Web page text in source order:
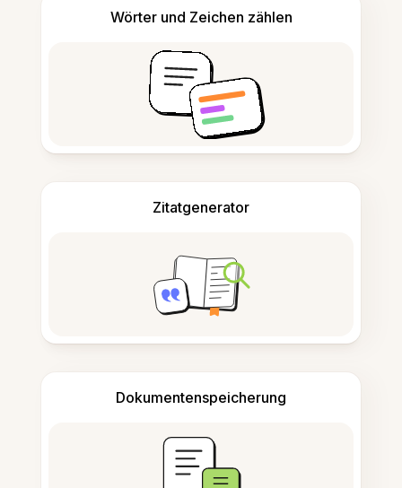
Wörter und Zeichen zählen
Zitatgenerator
Dokumentenspeicherung